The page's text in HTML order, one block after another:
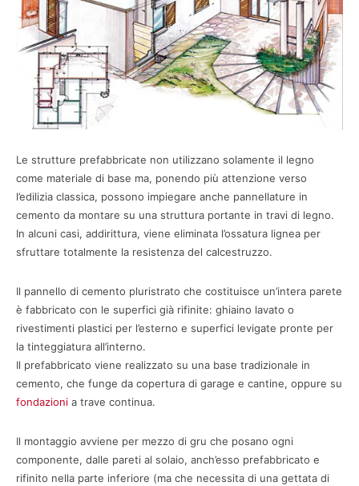
Le strutture prefabbricate non utilizzano solamente il legno
come materiale di base ma, ponendo più attenzione verso
l’edilizia classica, possono impiegare anche pannellature in
cemento da montare su una struttura portante in travi di legno.
In alcuni casi, addirittura, viene eliminata l’ossatura lignea per
sfruttare totalmente la resistenza del calcestruzzo.
Il pannello di cemento pluristrato che costituisce un’intera parete
è fabbricato con le superfici già rifinite: ghiaino lavato o
rivestimenti plastici per l’esterno e superfici levigate pronte per
la tinteggiatura all’interno.
Il prefabbricato viene realizzato su una base tradizionale in
cemento, che funge da copertura di garage e cantine, oppure su
fondazioni a trave continua.
Il montaggio avviene per mezzo di gru che posano ogni
componente, dalle pareti al solaio, anch’esso prefabbricato e
rifinito nella parte inferiore (ma che necessita di una gettata di